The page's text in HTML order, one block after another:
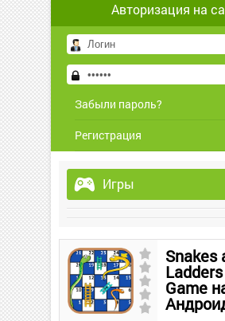
Авторизация на
Забыли пароль?
Регистрация
Игры
Snakes
Game